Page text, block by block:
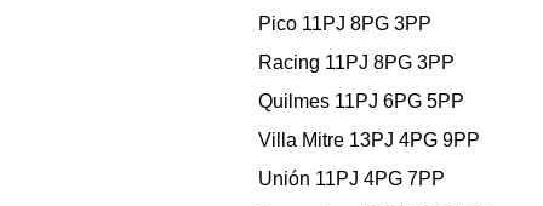
Pico 11PJ 8PG 3PP
Racing 11PJ 8PG 3PP
Quilmes 11PJ 6PG 5PP
Villa Mitre 13PJ 4PG 9PP
Unión 11PJ 4PG 7PP